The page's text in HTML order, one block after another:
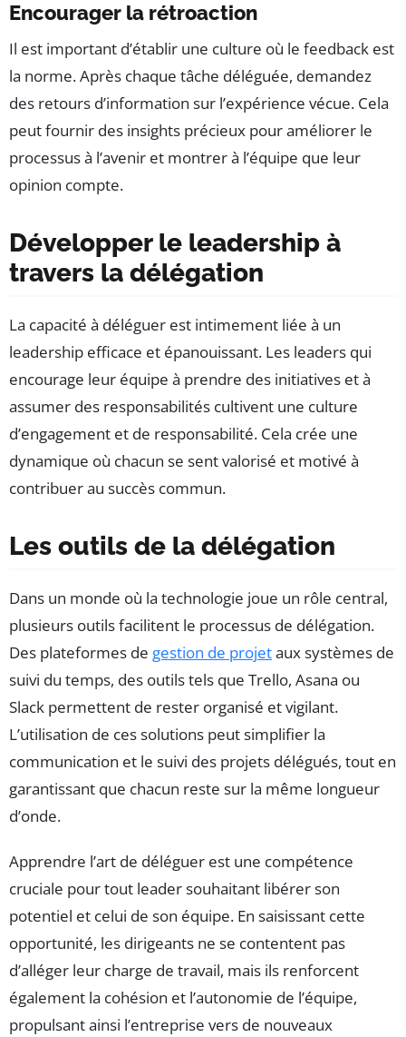
Encourager la rétroaction
Il est important d’établir une culture où le feedback est
la norme. Après chaque tâche déléguée, demandez
des retours d’information sur l’expérience vécue. Cela
peut fournir des insights précieux pour améliorer le
processus à l’avenir et montrer à l’équipe que leur
opinion compte.
Développer le leadership à
travers la délégation
La capacité à déléguer est intimement liée à un
leadership efficace et épanouissant. Les leaders qui
encourage leur équipe à prendre des initiatives et à
assumer des responsabilités cultivent une culture
d’engagement et de responsabilité. Cela crée une
dynamique où chacun se sent valorisé et motivé à
contribuer au succès commun.
Les outils de la délégation
Dans un monde où la technologie joue un rôle central,
plusieurs outils facilitent le processus de délégation.
Des plateformes de gestion de projetaux systèmes de
suivi du temps, des outils tels que Trello, Asana ou
Slack permettent de rester organisé et vigilant.
L’utilisation de ces solutions peut simplifier la
communication et le suivi des projets délégués, tout en
garantissant que chacun reste sur la même longueur
d’onde.
Apprendre l’art de déléguer est une compétence
cruciale pour tout leader souhaitant libérer son
potentiel et celui de son équipe. En saisissant cette
opportunité, les dirigeants ne se contentent pas
d’alléger leur charge de travail, mais ils renforcent
également la cohésion et l’autonomie de l’équipe,
propulsant ainsi l’entreprise vers de nouveaux